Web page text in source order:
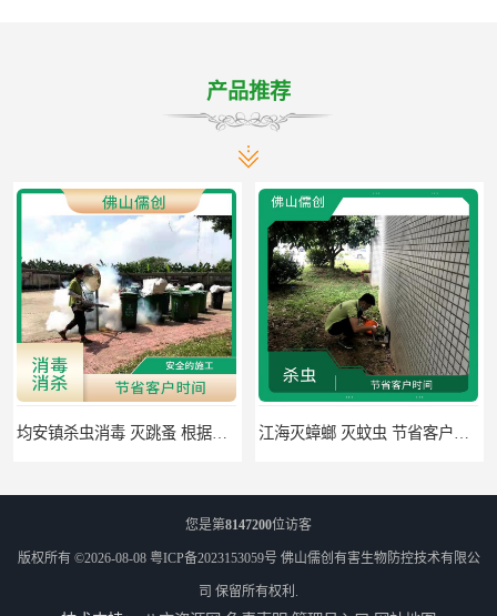
产品推荐
均安镇杀虫消毒 灭跳蚤 根据现场情况定制中害方案 江海灭蟑螂 灭蚊虫 节省客户时间
您是第8147200位访客
版权所有 ©2026-08-08 粤ICP备2023153059号 佛山儒创有害生物防控技术有限公
司 保留所有权利.